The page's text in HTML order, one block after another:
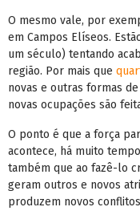
O mesmo vale, por
em Campos Elíseos.
um século) tentando
região. Por mais que
novas e outras formas
novas ocupações são
O ponto é que a força
acontece, há muito
também que ao fazê-lo
geram outros e novos
produzem novos